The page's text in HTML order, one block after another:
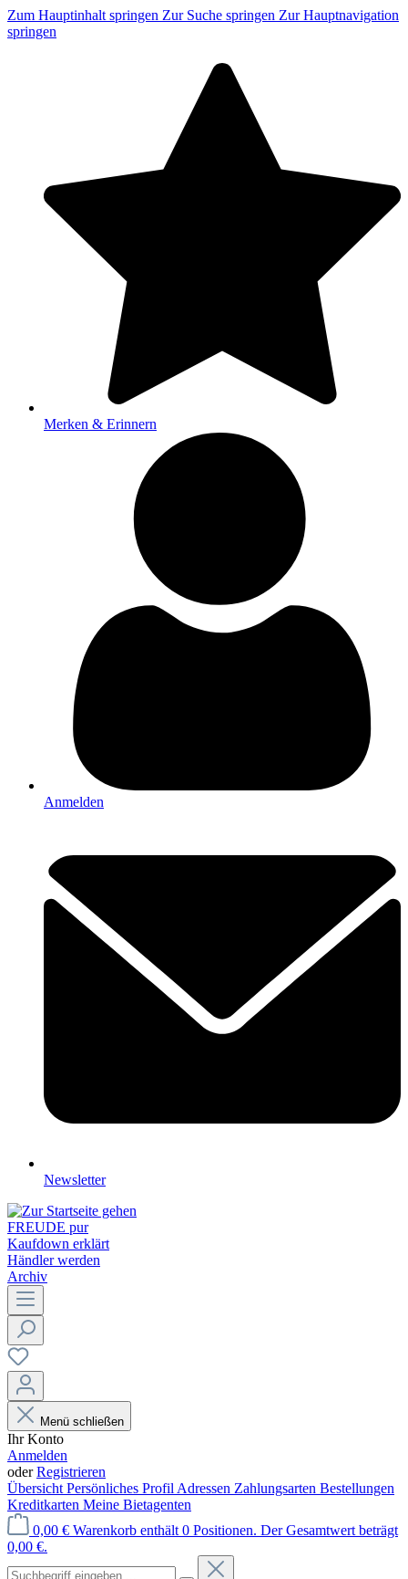
Zum Hauptinhalt springen Zur Suche springen Zur Hauptnavigation
springen
Merken & Erinnern
Anmelden
Newsletter
FREUDE pur
Kaufdown erklärt
Händler werden
Archiv
Menü schließen
Ihr Konto
Anmelden
oderRegistrieren
Übersicht Persönliches Profil Adressen Zahlungsarten Bestellungen
Kreditkarten Meine Bietagenten
0,00 € Warenkorb enthält 0 Positionen. Der Gesamtwert beträgt
0,00 €.